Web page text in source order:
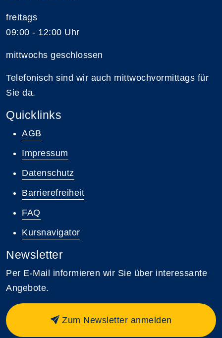
freitags
09:00 - 12:00 Uhr
mittwochs geschlossen
Telefonisch sind wir auch mittwochvormittags für
Sie da.
Quicklinks
AGB
Impressum
Datenschutz
Barrierefreiheit
FAQ
Kursnavigator
Newsletter
Per E-Mail informieren wir Sie über interessante
Angebote.
Zum Newsletter anmelden